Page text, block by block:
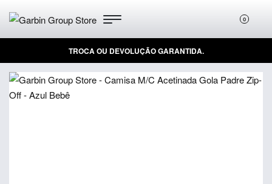
0
TROCA OU DEVOLUÇÃO GARANTIDA.